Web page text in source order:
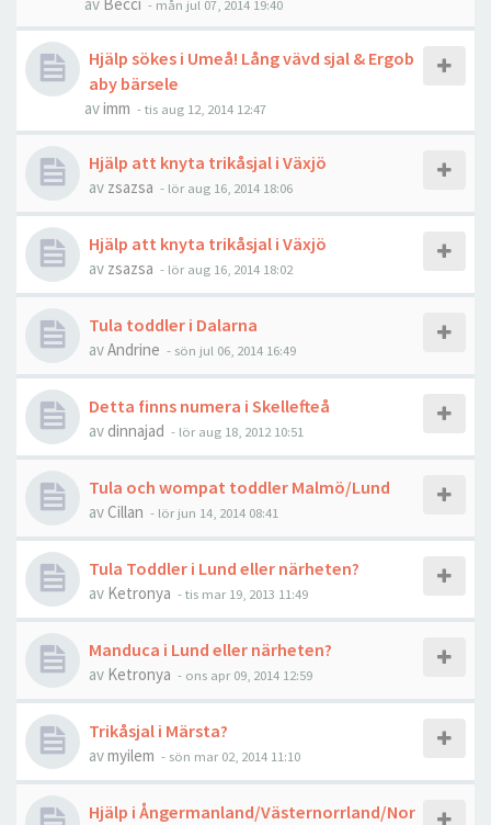
- mån jul 07, 2014 19:40
Hjälp sökes i Umeå! Lång vävd sjal & Ergob
aby bärsele
avimm -tis aug 12, 2014 12:47
Hjälp att knyta trikåsjal i Växjö
av zsazsa - lör aug 16, 2014 18:06
Hjälp att knyta trikåsjal i Växjö
av zsazsa - lör aug 16, 2014 18:02
Tula toddler i Dalarna
avAndrine - sön jul 06, 2014 16:49
Detta finns numera i Skellefteå
av dinnajad - lör aug 18, 2012 10:51
Tula och wompat toddler Malmö/Lund
av Cillan - lör jun 14, 2014 08:41
Tula Toddler i Lund eller närheten?
av Ketronya -tis mar 19, 2013 11:49
Manduca i Lund eller närheten?
av Ketronya - ons apr 09, 2014 12:59
Trikåsjal i Märsta?
avmyilem - sön mar 02, 2014 11:10
Hjälp i Ångermanland/Västernorrland/Nor